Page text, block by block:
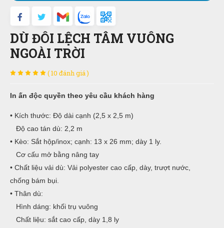
DÙ ĐÔI LỆCH TÂM VUÔNG
NGOÀI TRỜI
( 10 đánh giá )
In ấn độc quyền theo yêu cầu khách hàng
• Kích thước: Độ dài cạnh (2,5 x 2,5 m)
Độ cao tán dù: 2,2 m
• Kèo: Sắt hộp/inox; cạnh: 13 x 26 mm; dày 1 ly.
Cơ cấu mở bằng nâng tay
• Chất liệu vải dù: Vải polyester cao cấp, dày, trượt nước,
chống bám bụi.
• Thân dù:
Hình dáng: khối trụ vuông
Chất liệu: sắt cao cấp, dày 1,8 ly